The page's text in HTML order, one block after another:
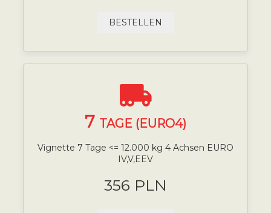
BESTELLEN
7 TAGE (EURO4)
Vignette 7 Tage <= 12.000 kg 4 Achsen EURO
IV,V,EEV
356 PLN